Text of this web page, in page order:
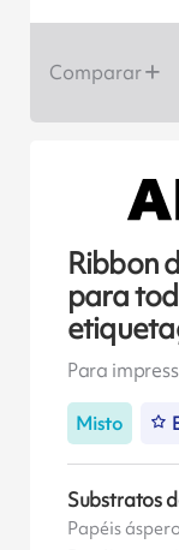
Comparar
Ribbon
para
Para
Misto
Substratos
Papéis